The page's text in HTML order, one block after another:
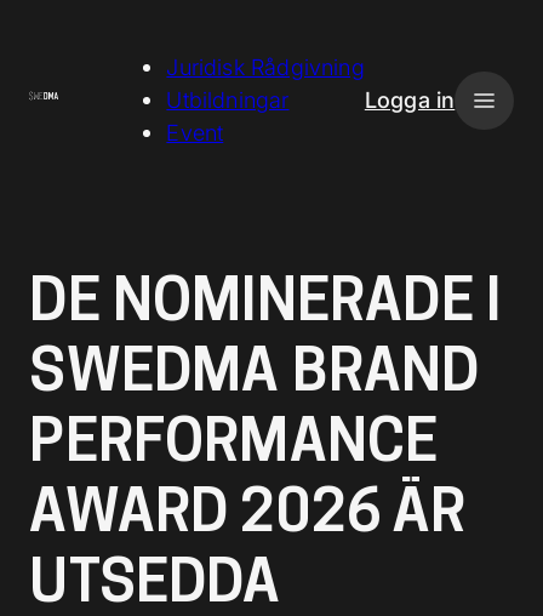
Juridisk Rådgivning
Utbildningar
Event
Logga in
DE NOMINERADE I
SWEDMA BRAND
PERFORMANCE
AWARD 2026 ÄR
UTSEDDA